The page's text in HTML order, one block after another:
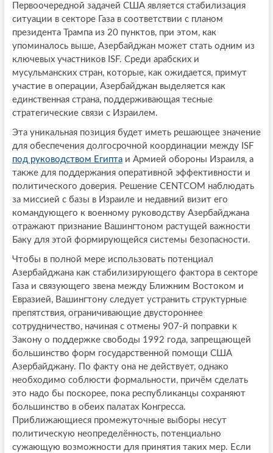
Первоочередной задачей США является стабилизация
ситуации в секторе Газа в соответствии с планом
президента Трампа из 20 пунктов, при этом, как
упоминалось выше, Азербайджан может стать одним из
ключевых участников ISF. Среди арабских и
мусульманских стран, которые, как ожидается, примут
участие в операции, Азербайджан выделяется как
единственная страна, поддерживающая тесные
стратегические связи с Израилем.
Эта уникальная позиция будет иметь решающее значение
для обеспечения долгосрочной координации между ISF
под руководством Египтаи Армией обороны Израиля, а
также для поддержания оперативной эффективности и
политического доверия. Решение CENTCOM наблюдать
за миссией с базы в Израиле и недавний визит его
командующего к военному руководству Азербайджана
отражают признание Вашингтоном растущей важности
Баку для этой формирующейся системы безопасности.
Чтобы в полной мере использовать потенциал
Азербайджана как стабилизирующего фактора в секторе
Газа и связующего звена между Ближним Востоком и
Евразией, Вашингтону следует устранить структурные
препятствия, ограничивающие двустороннее
сотрудничество, начиная с отмены 907-й поправки к
Закону о поддержке свободы 1992 года, запрещающей
большинство форм государственной помощи США
Азербайджану. По факту она не действует, однако
необходимо соблюсти формальности, причём сделать
это надо бы поскорее, пока республиканцы сохраняют
большинство в обеих палатах Конгресса.
Приближающиеся промежуточные выборы несут
политическую неопределённость, потенциально
сужающую возможности для принятия таких мер. Если